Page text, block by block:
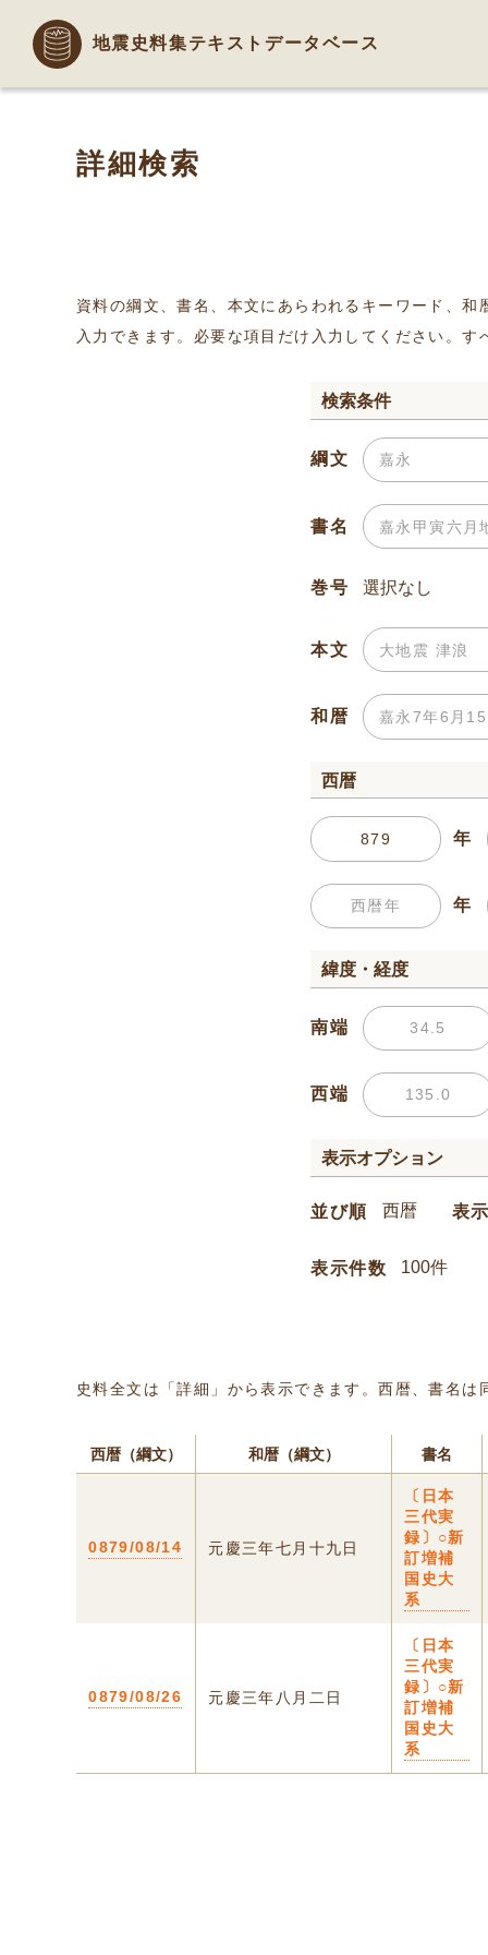
地震史料集テキストデータベース
詳細検索
資料の綱文、書名、本文にあらわれるキーワード、
入力できます。必要な項目だけ入力してください。
検索条件
綱文
書名
巻号
本文
和暦
西暦
年
年
緯度・経度
南端
西端
表示オプション
並び順 表
表示件数
史料全文は「詳細」から表示できます。西暦、書名
西暦（綱文） 和暦（綱文） 書名
0879/08/14 元慶三年七月十九日
〔日本
三代実
録〕○新
訂増補
国史大
系
0879/08/26 元慶三年八月二日
〔日本
三代実
録〕○新
訂増補
国史大
系